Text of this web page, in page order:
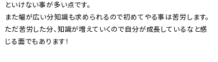
といけない事が多い点です。
また幅が広い分知識も求められるので初めてやる事は苦労します。
ただ苦労した分、知識が増えていくので自分が成長しているなと感
じる面でもあります！